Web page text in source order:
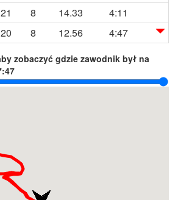
21 8 14.33
4:11
20 8 12.56 4:47
zobaczyć gdzie zawodnik był na